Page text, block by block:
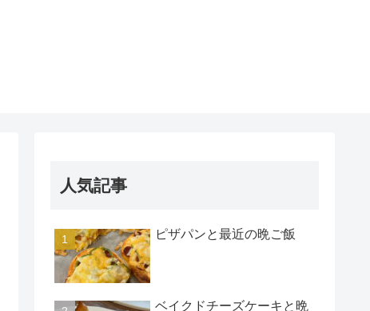
人気記事
ピザパンと最近の晩ご飯
ベイクドチーズケーキと晩